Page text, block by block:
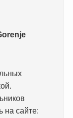
на сайте: